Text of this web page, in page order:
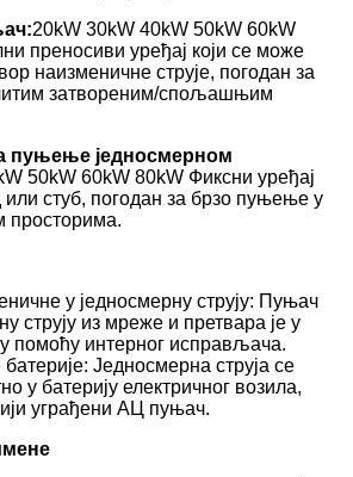
20kW 30kW 40kW 50kW 60kW
преносиви уређај који се може
наизменичне струје, погодан за
затвореним/спољашњим
пуњење једносмерном
50kW 60kW 80kW Фиксни уређај
стуб, погодан за брзо пуњење у
просторима.
у једносмерну струју: Пуњач
струју из мреже и претвара је у
помоћу интерног исправљача.
Једносмерна струја се
у батерију електричног возила,
уграђени АЦ пуњач.